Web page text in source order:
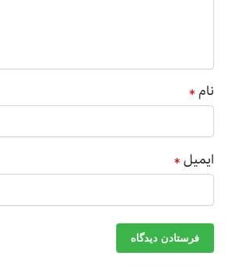
نام *
ایمیل *